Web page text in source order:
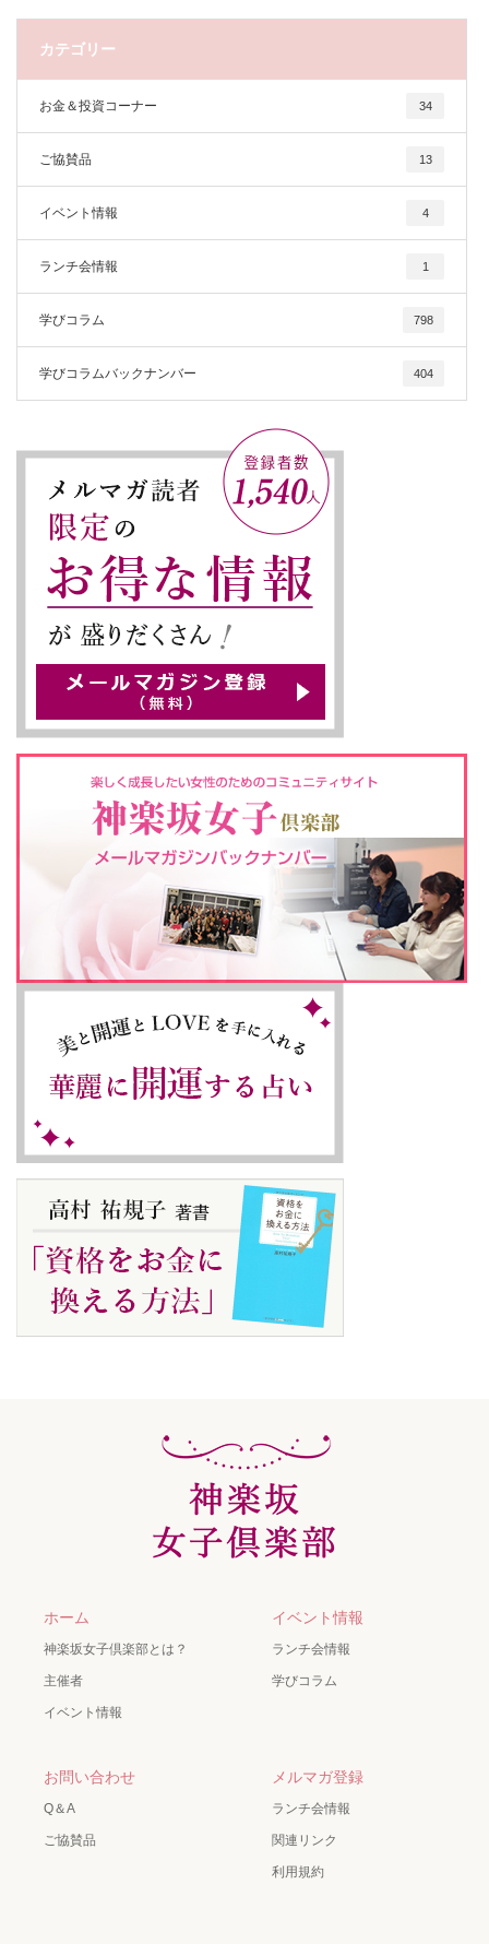
カテゴリー
お金＆投資コーナー 34
ご協賛品 13
イベント情報 4
ランチ会情報 1
学びコラム 798
学びコラムバックナンバー 404
ホーム
神楽坂女子倶楽部とは？
主催者
イベント情報
イベント情報
ランチ会情報
学びコラム
お問い合わせ
Q＆A
ご協賛品
メルマガ登録
ランチ会情報
関連リンク
利用規約